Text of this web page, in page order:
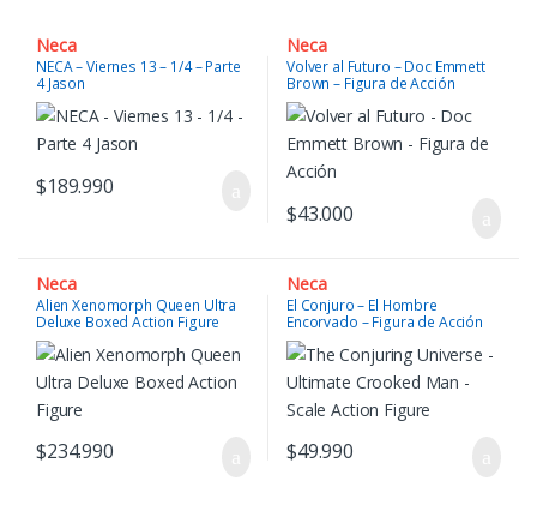
Neca
NECA – Viernes 13 – 1/4 – Parte
4 Jason
$189.990
Neca
Volver al Futuro – Doc Emmett
Brown – Figura de Acción
$43.000
Neca
Alien Xenomorph Queen Ultra
Deluxe Boxed Action Figure
$234.990
Neca
El Conjuro – El Hombre
Encorvado – Figura de Acción
$49.990